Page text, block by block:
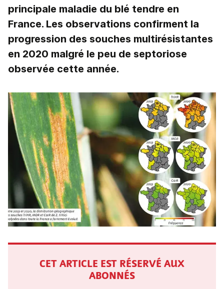
principale maladie du blé tendre en
France. Les observations confirment la
progression des souches multirésistantes
en 2020 malgré le peu de septoriose
observée cette année.
CET ARTICLE EST RÉSERVÉ AUX
ABONNÉS